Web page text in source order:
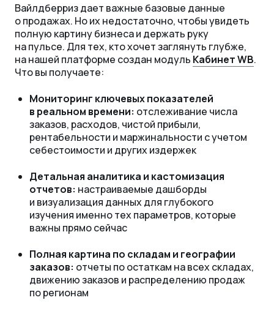
Вайлдберриз дает важные базовые данные
о продажах. Но их недостаточно, чтобы увидеть
полную картину бизнеса и держать руку
на пульсе. Для тех, кто хочет заглянуть глубже,
на нашей платформе создан модуль Кабинет WB.
Что вы получаете:
Мониторинг ключевых показателей
в реальном времени: отслеживание числа
заказов, расходов, чистой прибыли,
рентабельности и маржинальности с учетом
себестоимости и других издержек
Детальная аналитика и кастомизация
отчетов: настраиваемые дашборды
и визуализация данных для глубокого
изучения именно тех параметров, которые
важны прямо сейчас
Полная картина по складам и географии
заказов: отчеты по остаткам на всех складах,
движению заказов и распределению продаж
по регионам